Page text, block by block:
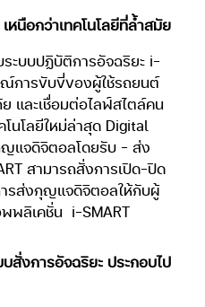
เหนือกว่าเทคโนโลยีที่ล้ำสมัย
ะบบปฏิบัติการอัจฉริยะ i–
ณ์การขับขี่ของผู้ใช้รถยนต์
และเชื่อมต่อไลฟ์สไตล์คน
นโลยีใหม่ล่าสุด Digital
ญแจดิจิตอลโดยรับ – ส่ง
สามารถสั่งการเปิด-ปิด
รส่งกุญแจดิจิตอลให้กับผู้
พลิเคชั่น i-SMART
สั่งการอัจฉริยะ ประกอบไป